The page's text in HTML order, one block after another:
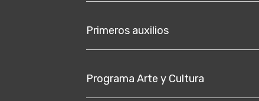
Primeros auxilios
Programa Arte y Cultura